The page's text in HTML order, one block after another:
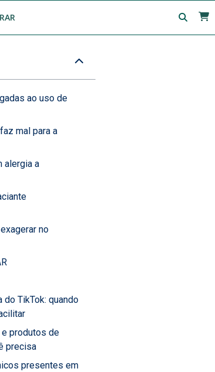
ao uso de
mal para a
alergia a
no
do TikTok: quando
produtos de
precisa
presentes em